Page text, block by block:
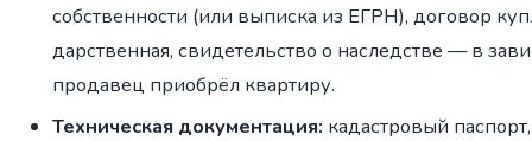
собственности (или выписка из ЕГРН), договор
дарственная, свидетельство о наследстве — в
продавец приобрёл квартиру.
Техническая документация: кадастровый